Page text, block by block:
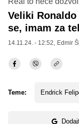
Veliki
se, imam za
14.11.24. - 12:52, Edmir
Teme: Endrick